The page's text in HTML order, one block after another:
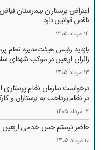
اعتراض پرستاران بیمارستان
ناقص قوانین دارد
14 مرداد 1405
بازدید رئیس هیئت‌مدیره نظام
زائران اربعین در موکب شهدای
13 مرداد 1405
درخواست سازمان نظام پرستاری
در نظام پرداخت به پرستاران و
12 مرداد 1405
حاضر نیستم حس خادمی اربعین
10 مرداد 1405